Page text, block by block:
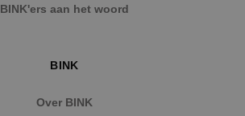
BINK'ers aan het woord
BINK
Over BINK